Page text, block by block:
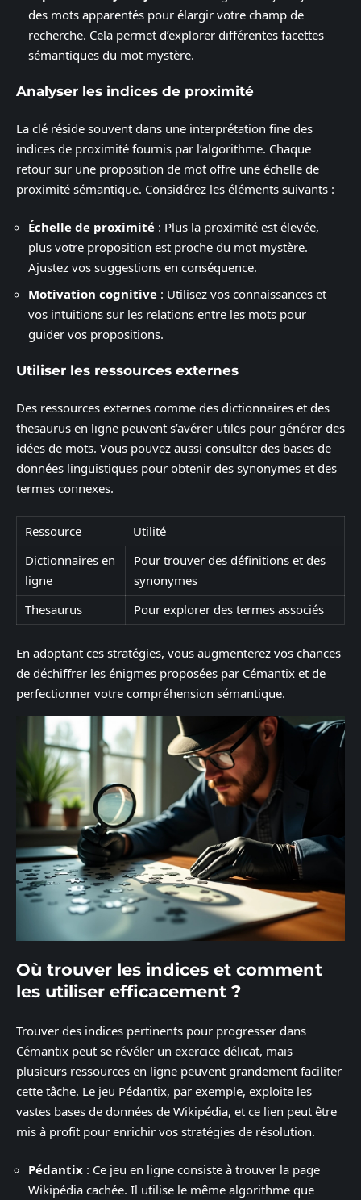
des mots apparentés pour élargir votre champ de
recherche. Cela permet d’explorer différentes facettes
sémantiques du mot mystère.
Analyser les indices de proximité
La clé réside souvent dans une interprétation fine des
indices de proximité fournis par l’algorithme. Chaque
retour sur une proposition de mot offre une échelle de
proximité sémantique. Considérez les éléments suivants :
Échelle de proximité : Plus la proximité est élevée,
plus votre proposition est proche du mot mystère.
Ajustez vos suggestions en conséquence.
Motivation cognitive : Utilisez vos connaissances et
vos intuitions sur les relations entre les mots pour
guider vos propositions.
Utiliser les ressources externes
Des ressources externes comme des dictionnaires et des
thesaurus en ligne peuvent s’avérer utiles pour générer des
idées de mots. Vous pouvez aussi consulter des bases de
données linguistiques pour obtenir des synonymes et des
termes connexes.
Ressource
Utilité
Dictionnaires en
ligne
Pour trouver des définitions et des
synonymes
Thesaurus
Pour explorer des termes associés
En adoptant ces stratégies, vous augmenterez vos chances
de déchiffrer les énigmes proposées par Cémantix et de
perfectionner votre compréhension sémantique.
Où trouver les indices et comment
les utiliser efficacement ?
Trouver des indices pertinents pour progresser dans
Cémantix peut se révéler un exercice délicat, mais
plusieurs ressources en ligne peuvent grandement faciliter
cette tâche. Le jeu Pédantix, par exemple, exploite les
vastes bases de données de Wikipédia, et ce lien peut être
mis à profit pour enrichir vos stratégies de résolution.
Pédantix : Ce jeu en ligne consiste à trouver la page
Wikipédia cachée. Il utilise le même algorithme que